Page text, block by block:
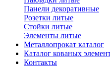
Панели декоративные
Розетки литые
Стойки литые
Элементы литые
Металлопрокат каталог
Каталог кованых
Контакты